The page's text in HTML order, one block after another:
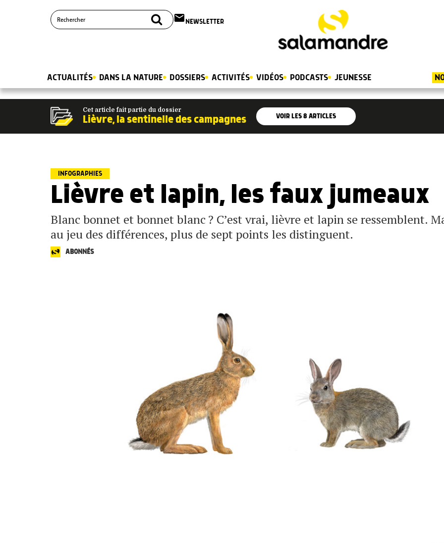
email NEWSLETTER
ACTUALITÉS DANS LA NATURE DOSSIERS ACTIVITÉS VIDÉOS PODCASTS JEUNESSE
Cet article fait partie du dossier
Lièvre, la sentinelle des campagnes VOIR LES8 ARTICLES
INFOGRAPHIES
Lièvre et lapin, les faux jumeaux
Blanc bonnet et bonnet blanc ? C’est vrai, lièvre et lapin se ressemblent.
au jeu des différences, plus de sept points les distinguent.
ABONNÉS